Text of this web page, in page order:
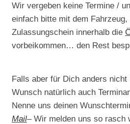
Wir vergeben keine Termine /
einfach bitte mit dem
Zulassungschein innerhalb die
vorbeikommen… den Rest
Falls aber für Dich anders
Wunsch natürlich auch
Nenne uns deinen
Mail–Wir melden uns so rasch